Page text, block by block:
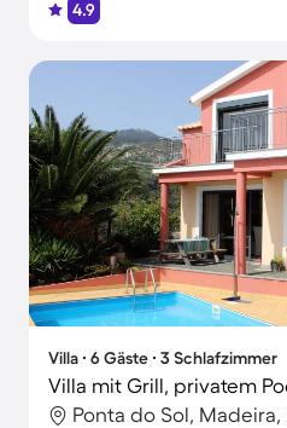
4.9
Villa ∙ 6 Gäste ∙ 3 Schlafzimmer
Ponta do Sol, Madeira,